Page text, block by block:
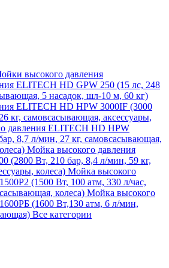
высокого давления
ELITECH HD GPW 250 (15 лс, 248
5 насадок, шл-10 м, 60 кг)
ELITECH HD HPW 3000IF (3000
кг, самовсасывающая, аксессуары,
давления ELITECH HD HPW
8,7 л/мин, 27 кг, самовсасывающая,
Мойка высокого давления
(2800 Вт, 210 бар, 8,4 л/мин, 59 кг,
колеса) Мойка высокого
(1500 Вт, 100 атм, 330 л/час,
колеса) Мойка высокого
(1600 Вт,130 атм, 6 л/мин,
Все категории